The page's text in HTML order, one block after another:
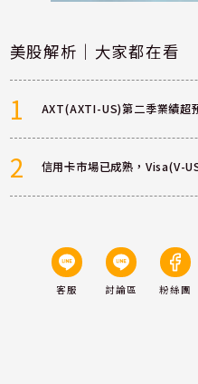
美股解析｜大家都在看
1 AXT(AXTI-US)第二季業績超
2 信用卡市場已成熟，Visa(V-
客服 討論區 粉絲團